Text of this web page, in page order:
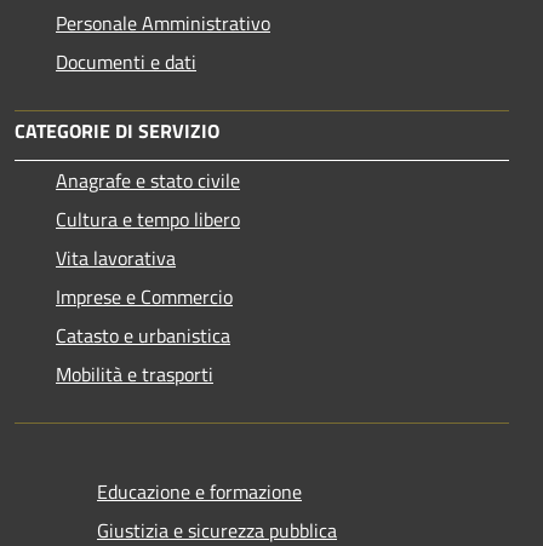
Personale Amministrativo
Documenti e dati
CATEGORIE DI SERVIZIO
Anagrafe e stato civile
Cultura e tempo libero
Vita lavorativa
Imprese e Commercio
Catasto e urbanistica
Mobilità e trasporti
Educazione e formazione
Giustizia e sicurezza pubblica